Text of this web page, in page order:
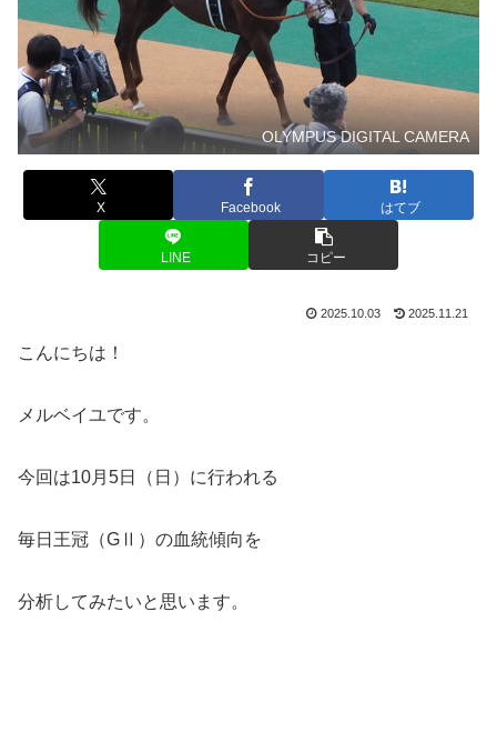
OLYMPUS DIGITAL CAMERA
X Facebook はてブ
LINE コピー
2025.10.03 2025.11.21
こんにちは！
メルベイユです。
今回は10月5日（日）に行われる
毎日王冠（GⅡ）の血統傾向を
分析してみたいと思います。